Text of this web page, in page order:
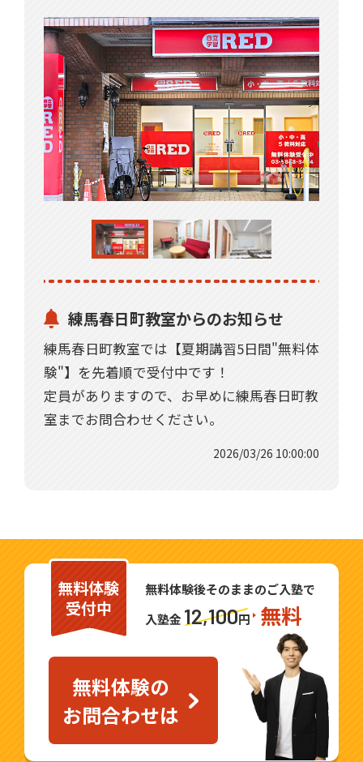
練馬春日町教室からのお知らせ
練馬春日町教室では【夏期講習5日間"無料体
験"】を先着順で受付中です！
定員がありますので、お早めに練馬春日町教
室までお問合わせください。
2026/03/26 10:00:00
無料体験
受付中
無料体験後そのままのご入塾で
入塾金 12,100円 無料
無料体験の
お問合わせは